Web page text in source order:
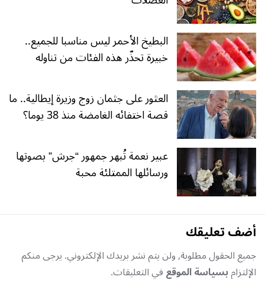
البطيخ الأحمر ليس مناسبا للجميع..
خبيرة تحذّر هذه الفئات من تناوله
العثور على جثمان زوج وزيرة إيطالية.. ما
قصة اختفائه الغامضة منذ 38 يوما؟
عبير نعمة تُبهر جمهور “جرش” بصوتها
ورسائلها الممتلئة محبة
أضف تعليقك
جميع الحقول مطلوبة, ولن يتم نشر بريدك الإلكتروني. يرجى منكم
الإلتزامبسياسة الموقعفي التعليقات.